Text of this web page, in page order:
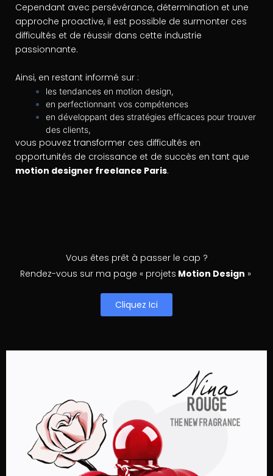
Cependant avec persévérance, détermination et une
approche proactive, il est possible de surmonter ces
difficultés et de réussir dans cette industrie
passionnante.
Ainsi, en restant informé sur :
les tendances en motion design,
en perfectionnant vos compétences
en développant des stratégies efficaces pour trouver
des clients,
vous pouvez transformer ces difficultés en
opportunités de croissance et de succès en tant que
motion designer freelance Paris.
Vous êtes prêt à passer le cap ?
Rendez-vous sur ma page « projets Motion Design »
Cliquez Ici